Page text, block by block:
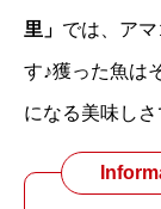
里」 では、ア
す♪獲った魚は
になる美味しさ